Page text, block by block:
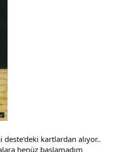
deste'deki kartlardan alıyor..
henüz başlamadım